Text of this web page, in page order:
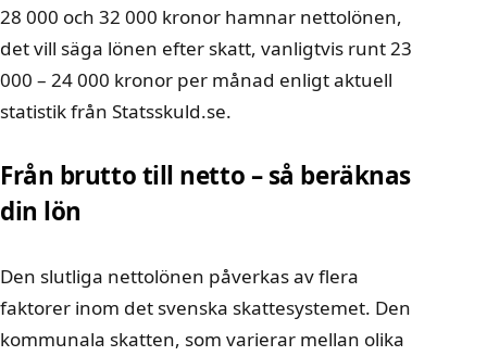
28 000 och 32 000 kronor hamnar nettolönen,
det vill säga lönen efter skatt, vanligtvis runt 23
000 – 24 000 kronor per månad enligt aktuell
statistik från Statsskuld.se.
Från brutto till netto – så beräknas
din lön
Den slutliga nettolönen påverkas av flera
faktorer inom det svenska skattesystemet. Den
kommunala skatten, som varierar mellan olika